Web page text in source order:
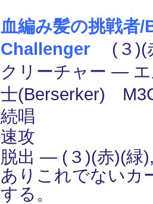
血編み髪の挑戦者
Challenger (３)(
クリーチャー ―
士(Berserker)
続唱
速攻
脱出 ― (３)(赤)(緑
ありこれでないカ
する。